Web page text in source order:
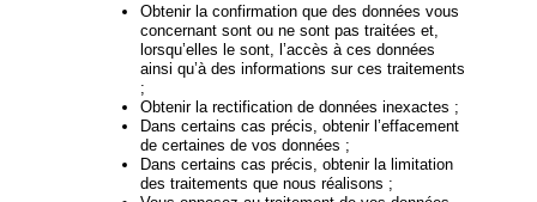
Obtenir la confirmation que des données vous
concernant sont ou ne sont pas traitées et,
lorsqu’elles le sont, l’accès à ces données
ainsi qu’à des informations sur ces traitements
;
Obtenir la rectification de données inexactes ;
Dans certains cas précis, obtenir l’effacement
de certaines de vos données ;
Dans certains cas précis, obtenir la limitation
des traitements que nous réalisons ;